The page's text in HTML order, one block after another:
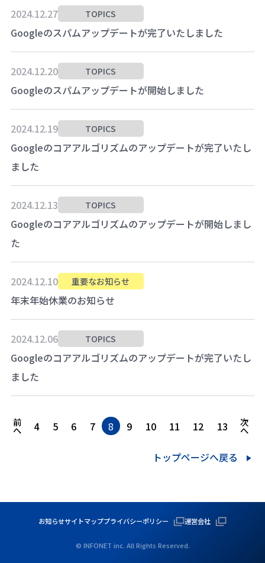
2024.12.27 TOPICS
Googleのスパムアップデートが完了いたしました
2024.12.20 TOPICS
Googleのスパムアップデートが開始しました
2024.12.19 TOPICS
Googleのコアアルゴリズムのアップデートが完了いたし
ました
2024.12.13 TOPICS
Googleのコアアルゴリズムのアップデートが開始しまし
た
2024.12.10 重要なお知らせ
年末年始休業のお知らせ
2024.12.06 TOPICS
Googleのコアアルゴリズムのアップデートが完了いたし
ました
前
へ 4 5 6 7 8 9 10 11 12 13 次
へ
トップページへ戻る
お知らせサイトマッププライバシーポリシー 運営会社
© INFONET inc. All Rights Reserved.